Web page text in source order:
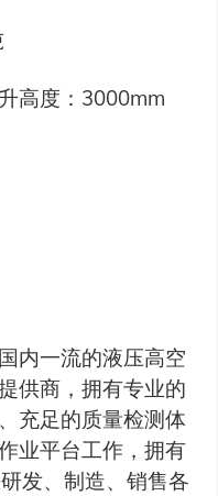
高度：3000mm
内一流的液压高空
供商，拥有专业的
充足的质量检测体
业平台工作，拥有
发、制造、销售各